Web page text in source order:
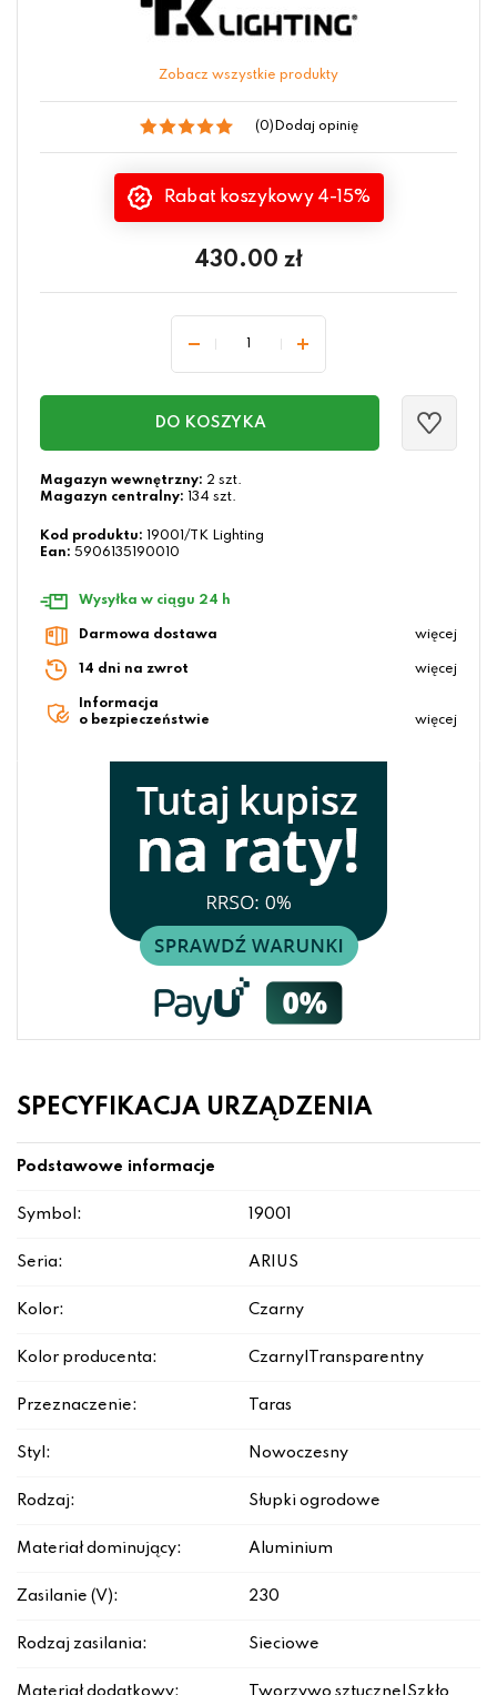
Zobacz wszystkie produkty
(0) Dodaj opinię
Rabat koszykowy 4-15%
430.00 zł
DO KOSZYKA
Magazyn wewnętrzny: 2 szt.
Magazyn centralny: 134 szt.
Kod produktu:
19001/TK Lighting
Ean: 5906135190010
Wysyłka w ciągu 24 h
Darmowa dostawa więcej
14 dni na zwrot więcej
Informacja
o bezpieczeństwie
więcej
SPECYFIKACJA URZĄDZENIA
Podstawowe informacje
Symbol: 19001
Seria: ARIUS
Kolor: Czarny
Kolor producenta: Czarny|Transparentny
Przeznaczenie: Taras
Styl: Nowoczesny
Rodzaj: Słupki ogrodowe
Materiał dominujący: Aluminium
Zasilanie (V): 230
Rodzaj zasilania: Sieciowe